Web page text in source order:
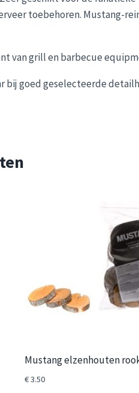
toebehoren. Mustang-
van grill en barbecue
bij goed geselecteerde
Mustang elzenhouten
€3.50